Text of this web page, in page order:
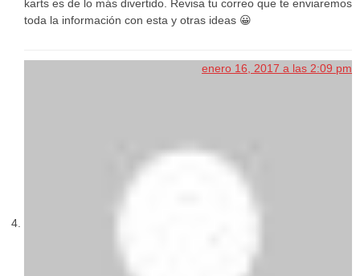
karts es de lo más divertido. Revisa tu correo que te enviaremos
toda la información con esta y otras ideas 😀
enero 16, 2017 a las 2:09 pm